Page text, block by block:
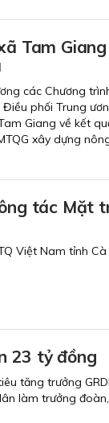
Tam
các Chương
phối Trung
Giang về kết
xây dựng
tác Mặt
Việt Nam tỉnh
23 tỷ đồng
tăng trưởng
làm trưởng